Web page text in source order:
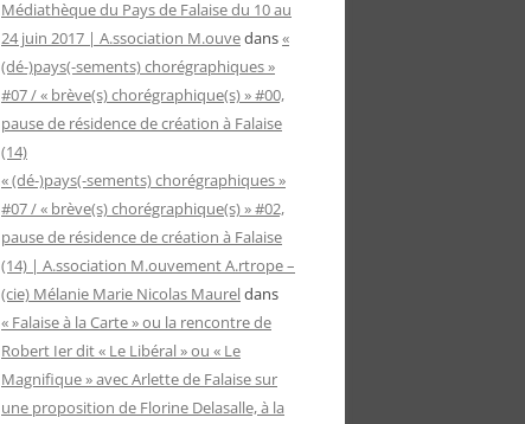
Médiathèque du Pays de Falaise du 10 au
24 juin 2017 | A.ssociation M.ouvedans«
(dé-)pays(-sements) chorégraphiques »
#07 / « brève(s) chorégraphique(s) » #00,
pause de résidence de création à Falaise
(14)
« (dé-)pays(-sements) chorégraphiques »
#07 / « brève(s) chorégraphique(s) » #02,
pause de résidence de création à Falaise
(14) | A.ssociation M.ouvement A.rtrope –
(cie) Mélanie Marie Nicolas Maureldans
« Falaise à la Carte » ou la rencontre de
Robert Ier dit « Le Libéral » ou « Le
Magnifique » avec Arlette de Falaise sur
une proposition de Florine Delasalle, à la